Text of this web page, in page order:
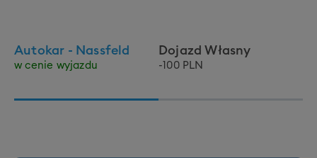
Autokar - Nassfeld
w cenie wyjazdu
Dojazd Własny
-100 PLN